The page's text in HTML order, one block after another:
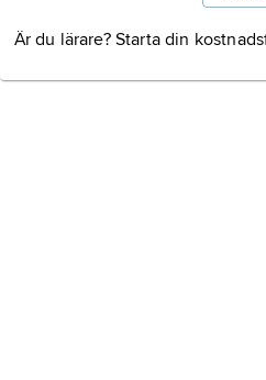
Är du lärare? Starta din